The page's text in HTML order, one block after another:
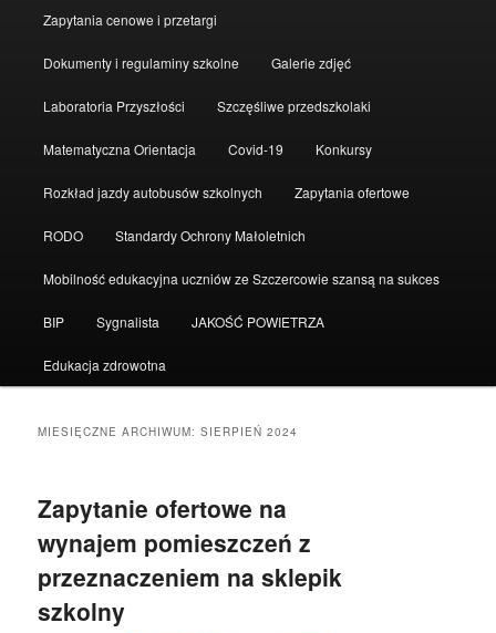
Zapytania cenowe i przetargi
Dokumenty i regulaminy szkolne Galerie zdjęć
Laboratoria Przyszłości Szczęśliwe przedszkolaki
Matematyczna Orientacja Covid-19 Konkursy
Rozkład jazdy autobusów szkolnych Zapytania ofertowe
RODO Standardy Ochrony Małoletnich
Mobilność edukacyjna uczniów ze Szczercowie szansą na sukces
BIP Sygnalista JAKOŚĆ POWIETRZA
Edukacja zdrowotna
MIESIĘCZNE ARCHIWUM:SIERPIEŃ 2024
Zapytanie ofertowe na
wynajem pomieszczeń z
przeznaczeniem na sklepik
szkolny